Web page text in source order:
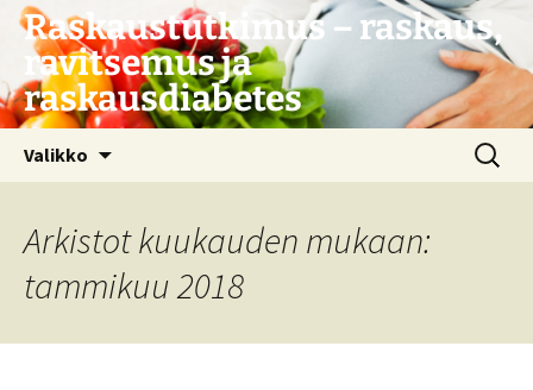
Siirry
sisältöön
Raskaustutkimus – raskaus,
ravitsemus ja
raskausdiabetes
Valikko Haku:
Arkistot kuukauden mukaan:
tammikuu 2018